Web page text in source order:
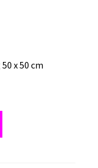
x 50 cm